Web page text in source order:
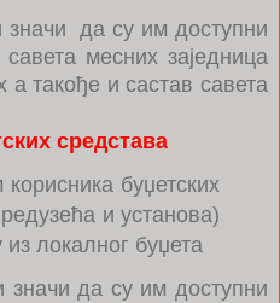
да су им доступни
месних заједница
а такође и састав савета
средстава
буџетских
и установа)
из локалног буџета
да су им доступни